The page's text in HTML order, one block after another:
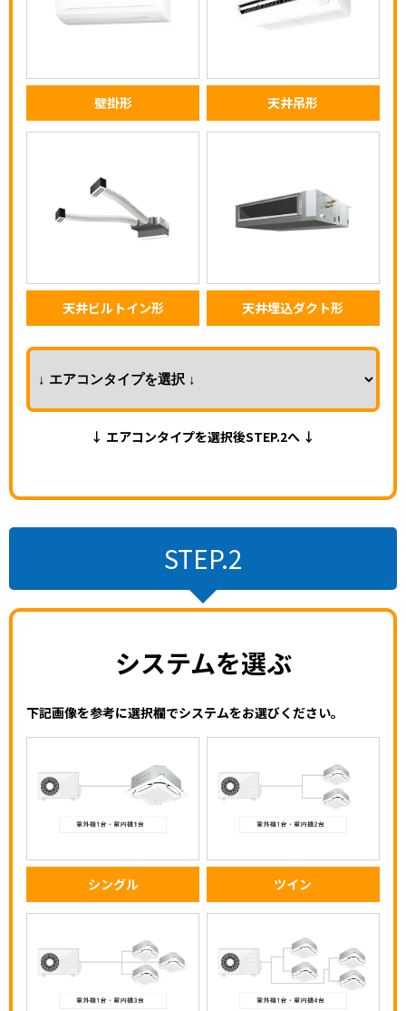
壁掛形 天井吊形
天井ビルトイン形 天井埋込ダクト形
↓ エアコンタイプを選択後STEP.2へ ↓
STEP.2
システムを選ぶ
下記画像を参考に選択欄でシステムをお選びください。
シングル ツイン